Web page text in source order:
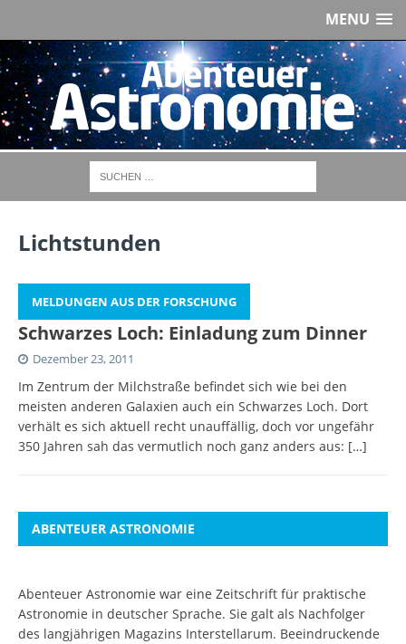
MENU
Lichtstunden
MELDUNGEN AUS DER FORSCHUNG
Schwarzes Loch: Einladung zum Dinner
Dezember 23, 2011
Im Zentrum der Milchstraße befindet sich wie bei den
meisten anderen Galaxien auch ein Schwarzes Loch. Dort
verhält es sich aktuell recht unauffällig, doch vor ungefähr
350 Jahren sah das vermutlich noch ganz anders aus: […]
ABENTEUER ASTRONOMIE
Abenteuer Astronomie war eine Zeitschrift für praktische
Astronomie in deutscher Sprache. Sie galt als Nachfolger
des langjährigen Magazins Interstellarum. Beeindruckende